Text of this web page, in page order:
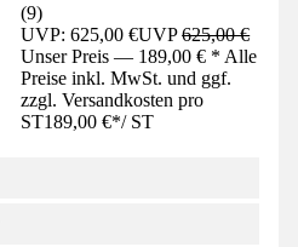
(9)
UVP: 625,00 €UVP625,00 €
Unser Preis — 189,00 € * Alle
Preise inkl. MwSt. und ggf.
zzgl. Versandkosten pro
ST189,00 €*/ ST